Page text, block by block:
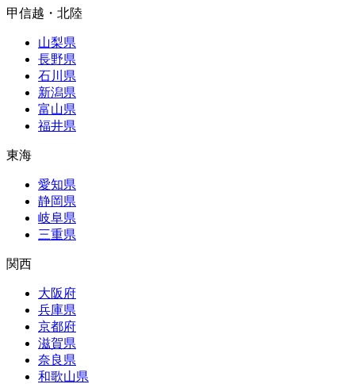
甲信越・北陸
山梨県
長野県
石川県
新潟県
富山県
福井県
東海
愛知県
静岡県
岐阜県
三重県
関西
大阪府
兵庫県
京都府
滋賀県
奈良県
和歌山県